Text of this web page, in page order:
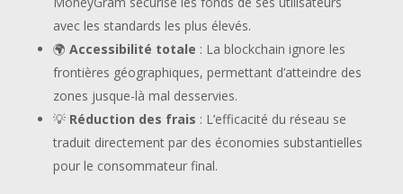
avec les standards les plus élevés.
🌍 Accessibilité totale : La blockchain ignore les
frontières géographiques, permettant d’atteindre des
zones jusque-là mal desservies.
💡 Réduction des frais : L’efficacité du réseau se
traduit directement par des économies substantielles
pour le consommateur final.